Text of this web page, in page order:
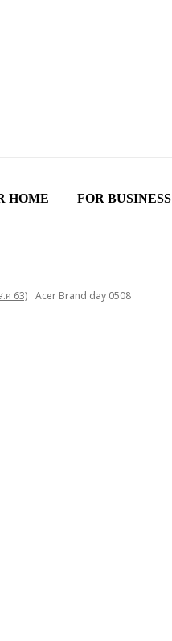
HOME FOR BUSINESS
ค 63) Acer Brand day 0508